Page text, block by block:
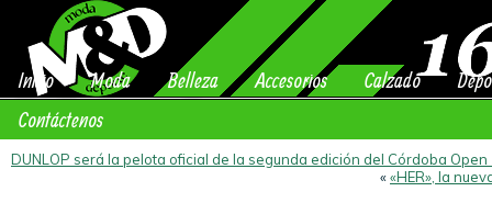
Inicio Moda Belleza Accesorios Calzado
Contáctenos
DUNLOP será la pelota oficial de la segunda edición del Córdoba Open
««HER», la